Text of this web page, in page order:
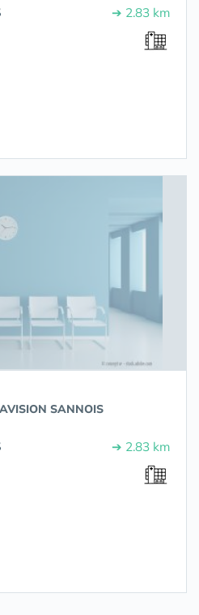
➔ 2.83 km
SANNOIS
➔ 2.83 km